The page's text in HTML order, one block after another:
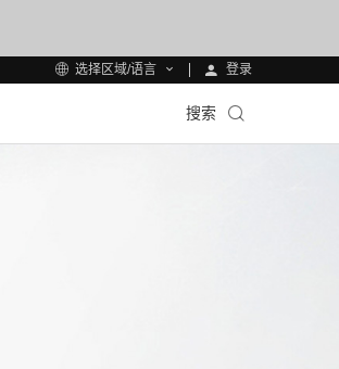
选择区域/语言 登录
搜索